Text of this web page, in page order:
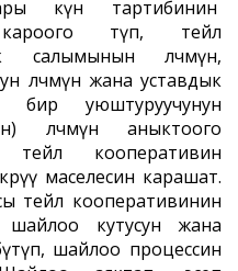
күн тартибинин
өтүп, тейлөө
салымынын өлчөмүн,
өлчөмүн жана уставдык
уюштуруучунун
өлчөмүн аныктоого
кооперативин
маселесин карашат.
тейлөө кооперативинин
шайлоо кутусун жана
шайлоо процессин